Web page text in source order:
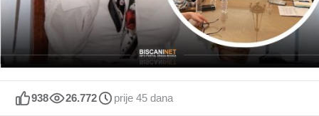
938 26.772 prije 45 dana